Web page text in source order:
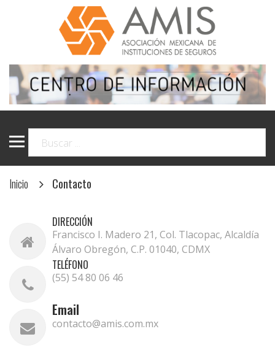
Inicio Contacto
DIRECCIÓN
Francisco I. Madero 21, Col. Tlacopac, Alcaldía
Álvaro Obregón, C.P. 01040, CDMX
TELÉFONO
(55) 54 80 06 46
Email
contacto@amis.com.mx